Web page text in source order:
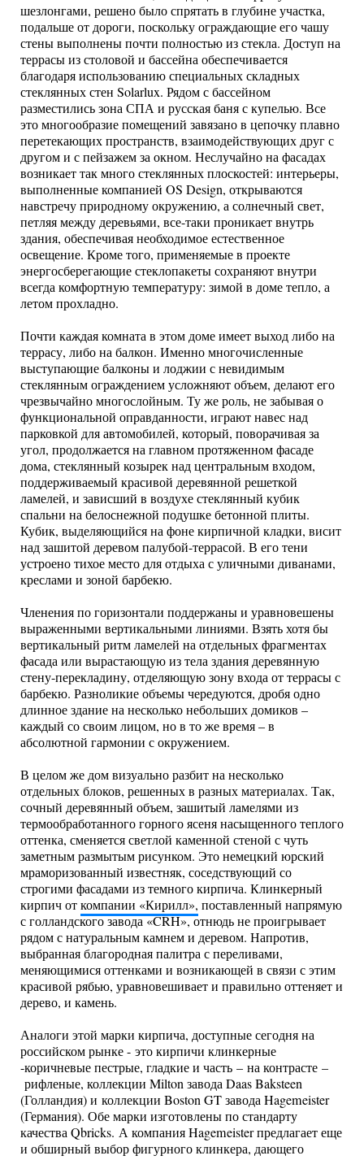
шезлонгами, решено было спрятать в глубине участка,
подальше от дороги, поскольку ограждающие его чашу
стены выполнены почти полностью из стекла. Доступ на
террасы из столовой и бассейна обеспечивается
благодаря использованию специальных складных
стеклянных стен Solarlux. Рядом с бассейном
разместились зона СПА и русская баня с купелью. Все
это многообразие помещений завязано в цепочку плавно
перетекающих пространств, взаимодействующих друг с
другом и с пейзажем за окном. Неслучайно на фасадах
возникает так много стеклянных плоскостей: интерьеры,
выполненные компанией OS Design, открываются
навстречу природному окружению, а солнечный свет,
петляя между деревьями, все-таки проникает внутрь
здания, обеспечивая необходимое естественное
освещение. Кроме того, применяемые в проекте
энергосберегающие стеклопакеты сохраняют внутри
всегда комфортную температуру: зимой в доме тепло, а
летом прохладно.
Почти каждая комната в этом доме имеет выход либо на
террасу, либо на балкон. Именно многочисленные
выступающие балконы и лоджии с невидимым
стеклянным ограждением усложняют объем, делают его
чрезвычайно многослойным. Ту же роль, не забывая о
функциональной оправданности, играют навес над
парковкой для автомобилей, который, поворачивая за
угол, продолжается на главном протяженном фасаде
дома, стеклянный козырек над центральным входом,
поддерживаемый красивой деревянной решеткой
ламелей, и зависший в воздухе стеклянный кубик
спальни на белоснежной подушке бетонной плиты.
Кубик, выделяющийся на фоне кирпичной кладки, висит
над зашитой деревом палубой-террасой. В его тени
устроено тихое место для отдыха с уличными диванами,
креслами и зоной барбекю.
Членения по горизонтали поддержаны и уравновешены
выраженными вертикальными линиями. Взять хотя бы
вертикальный ритм ламелей на отдельных фрагментах
фасада или вырастающую из тела здания деревянную
стену-перекладину, отделяющую зону входа от террасы с
барбекю. Разноликие объемы чередуются, дробя одно
длинное здание на несколько небольших домиков –
каждый со своим лицом, но в то же время – в
абсолютной гармонии с окружением.
В целом же дом визуально разбит на несколько
отдельных блоков, решенных в разных материалах. Так,
сочный деревянный объем, зашитый ламелями из
термообработанного горного ясеня насыщенного теплого
оттенка, сменяется светлой каменной стеной с чуть
заметным размытым рисунком. Это немецкий юрский
мраморизованный известняк, соседствующий со
строгими фасадами из темного кирпича. Клинкерный
кирпич откомпании «Кирилл», поставленный напрямую
с голландского завода «CRH», отнюдь не проигрывает
рядом с натуральным камнем и деревом. Напротив,
выбранная благородная палитра с переливами,
меняющимися оттенками и возникающей в связи с этим
красивой рябью, уравновешивает и правильно оттеняет и
дерево, и камень.
Аналоги этой марки кирпича, доступные сегодня на
российском рынке - это кирпичи клинкерные
-коричневые пестрые, гладкие и часть – на контрасте –
рифленые, коллекции Milton завода Daas Baksteen
(Голландия) и коллекции Boston GT завода Hagemeister
(Германия). Обе марки изготовлены по стандарту
качества Qbricks. А компания Hagemeister предлагает еще
и обширный выбор фигурного клинкера, дающего